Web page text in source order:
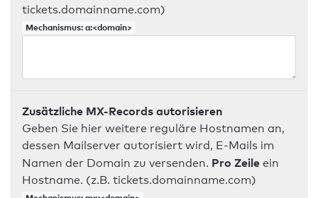
tickets.domainname.com)
Mechanismus: a:<domain>
Zusätzliche MX-Records autorisieren
Geben Sie hier weitere reguläre Hostnamen an,
dessen Mailserver autorisiert wird, E-Mails im
Namen der Domain zu versenden. Pro Zeile ein
Hostname. (z.B. tickets.domainname.com)